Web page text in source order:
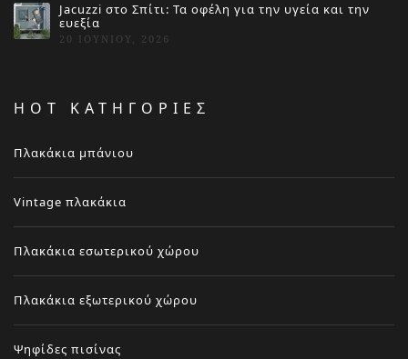
Jacuzzi στο Σπίτι: Τα οφέλη για την υγεία και την
ευεξία
20 ΙΟΥΝΊΟΥ, 2026
HOT ΚΑΤΗΓΟΡΙΕΣ
Πλακάκια μπάνιου
Vintage πλακάκια
Πλακάκια εσωτερικού χώρου
Πλακάκια εξωτερικού χώρου
Ψηφίδες πισίνας